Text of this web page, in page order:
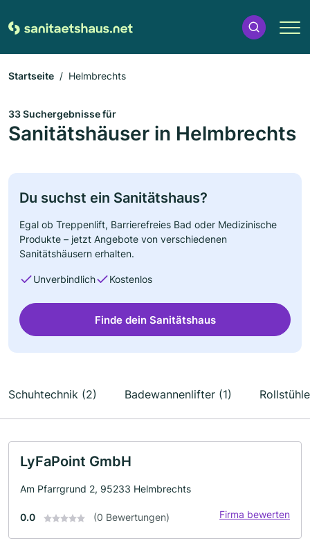
Startseite Helmbrechts
33 Suchergebnisse für
Sanitätshäuser in Helmbrechts
Du suchst ein Sanitätshaus?
Egal ob Treppenlift, Barrierefreies Bad oder Medizinische
Produkte – jetzt Angebote von verschiedenen
Sanitätshäusern erhalten.
Unverbindlich Kostenlos
Finde dein Sanitätshaus
Schuhtechnik (2) Badewannenlifter (1)
LyFaPoint GmbH
Am Pfarrgrund 2, 95233 Helmbrechts
0.0 (0 Bewertungen) Firma bewerten